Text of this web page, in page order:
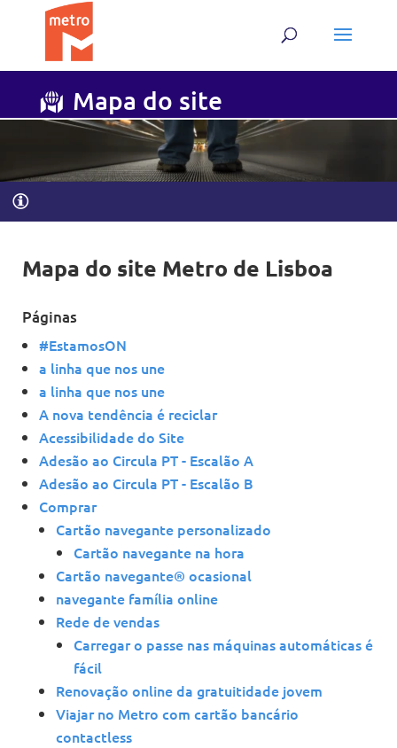
Mapa do site
Mapa do site Metro de Lisboa
Páginas
#EstamosON
a linha que nos une
a linha que nos une
A nova tendência é reciclar
Acessibilidade do Site
Adesão ao Circula PT - Escalão A
Adesão ao Circula PT - Escalão B
Comprar
Cartão navegante personalizado
Cartão navegante na hora
Cartão navegante® ocasional
navegante família online
Rede de vendas
Carregar o passe nas máquinas automáticas é
fácil
Renovação online da gratuitidade jovem
Viajar no Metro com cartão bancário
contactless